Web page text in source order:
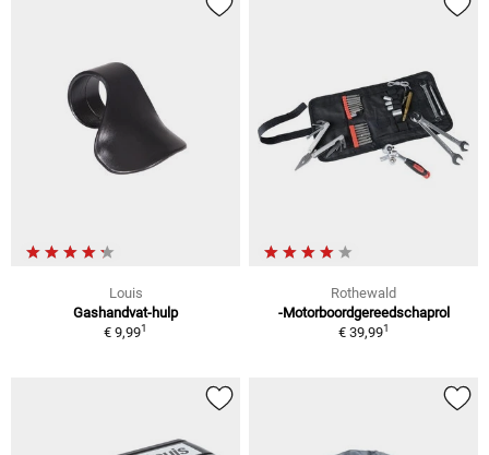
Louis
Gashandvat-hulp
€ 9,991
Rothewald
-Motorboordgereedschaprol
€ 39,991